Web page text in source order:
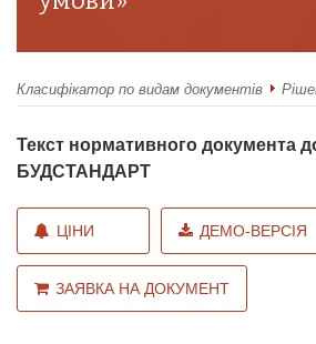
Класифікатор по видам документів
Текст нормативного документа
БУДСТАНДАРТ
ЦІНИ ДЕМО-ВЕРСІЯ
ЗАЯВКА НА ДОКУМЕНТ